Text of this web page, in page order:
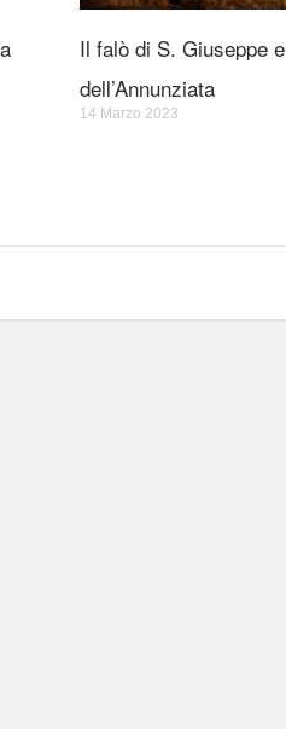
Il falò di S. Giuseppe e
dell’Annunziata
14 Marzo 2023